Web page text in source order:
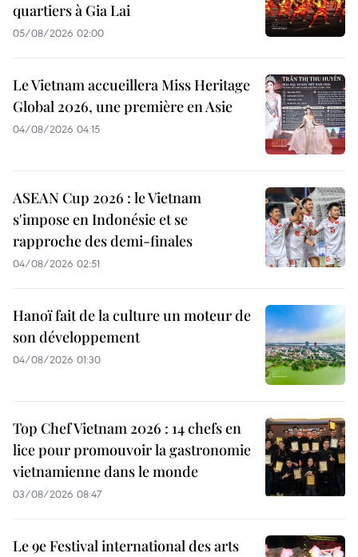
quartiers à Gia Lai
05/08/2026 02:00
Le Vietnam accueillera Miss Heritage
Global 2026, une première en Asie
04/08/2026 04:15
ASEAN Cup 2026 : le Vietnam
s'impose en Indonésie et se
rapproche des demi-finales
04/08/2026 02:51
Hanoï fait de la culture un moteur de
son développement
04/08/2026 01:30
Top Chef Vietnam 2026 : 14 chefs en
lice pour promouvoir la gastronomie
vietnamienne dans le monde
03/08/2026 08:47
Le 9e Festival international des arts